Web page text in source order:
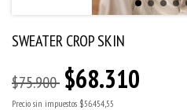
SWEATER CROP SKIN
$75.900 $68.310
Precio sin impuestos $56.454,55